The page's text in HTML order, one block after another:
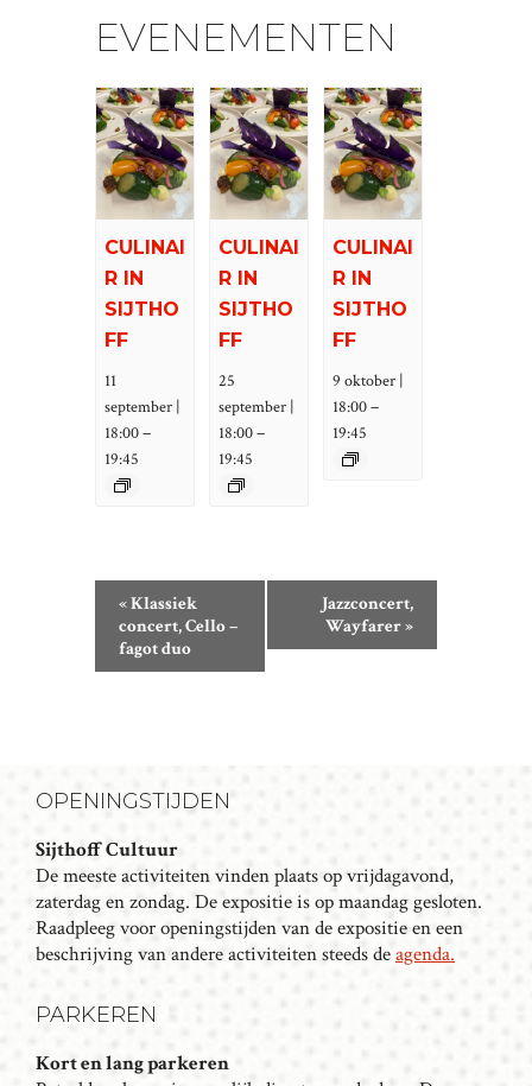
EVENEMENTEN
CULINAI
R IN
SIJTHO
FF
11
september |
18:00–
19:45
CULINAI
R IN
SIJTHO
FF
25
september |
18:00–
19:45
CULINAI
R IN
SIJTHO
FF
9 oktober |
18:00–
19:45
N
T
N
A
V
I
A
T
«Klassiek
concert, Cello –
fagot duo
Jazzconcert,
Wayfarer»
OPENINGSTIJDEN
Sijthoff Cultuur
De meeste activiteiten vinden plaats op vrijdagavond,
zaterdag en zondag. De expositie is op maandag gesloten.
Raadpleeg voor openingstijden van de expositie en een
beschrijving van andere activiteiten steeds deagenda.
PARKEREN
Kort en lang parkeren